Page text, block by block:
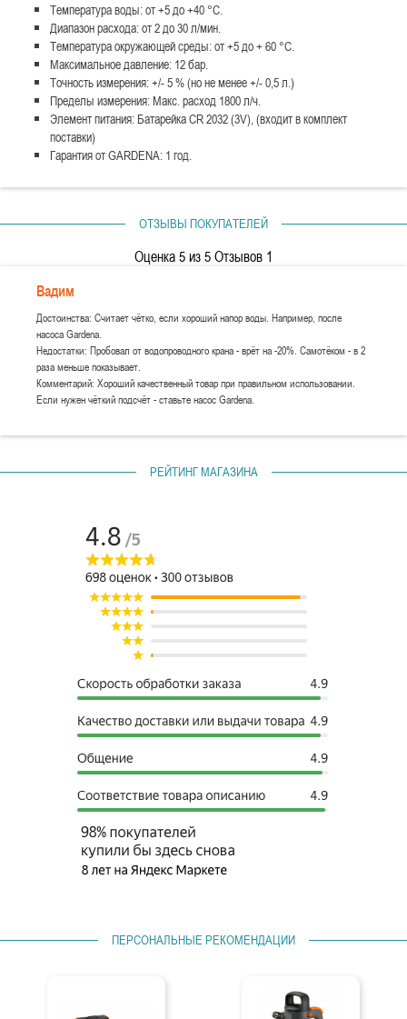
Температура воды: от +5 до +40 °C.
Диапазон расхода: от 2 до 30 л/мин.
Температура окружающей среды: от +5 до + 60 °C.
Максимальное давление: 12 бар.
Точность измерения: +/- 5 % (но не менее +/- 0,5 л.)
Пределы измерения: Макс. расход 1800 л/ч.
Элемент питания: Батарейка CR 2032 (3V), (входит в комплект
поставки)
Гарантия от GARDENA: 1 год.
ОТЗЫВЫ ПОКУПАТЕЛЕЙ
Оценка5из 5 Отзывов 1
Вадим
Достоинства: Считает чётко, если хороший напор воды. Например, после
насоса Gardena.
Недостатки: Пробовал от водопроводного крана - врёт на -20%. Самотёком - в 2
раза меньше показывает.
Комментарий: Хороший качественный товар при правильном использовании.
Если нужен чёткий подсчёт - ставьте насос Gardena.
РЕЙТИНГ МАГАЗИНА
ПЕРСОНАЛЬНЫЕ РЕКОМЕНДАЦИИ